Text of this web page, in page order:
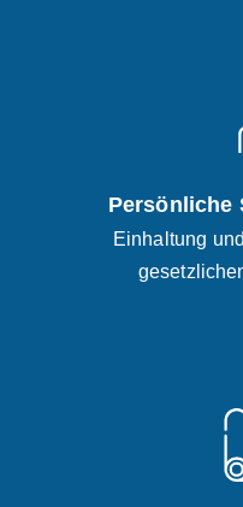
Persönliche
Einhaltung